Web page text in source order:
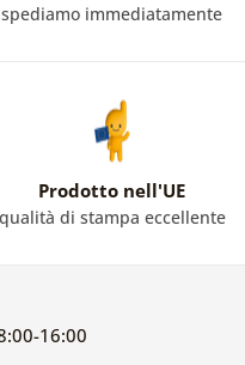
spediamo immediatamente
Prodotto nell'UE
qualità di stampa eccellente
16:00